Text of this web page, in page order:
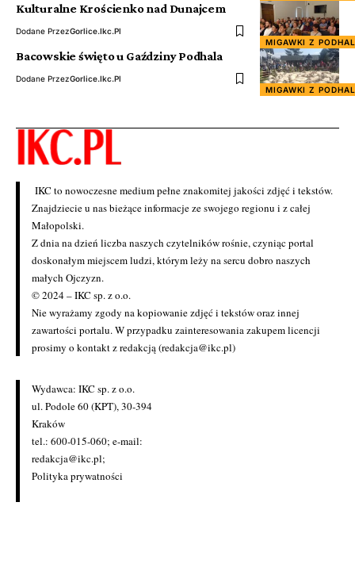
MIGAWKI Z
Kulturalne Krościenko nad Dunajcem
Dodane PrzezGorlice.ikc.pl
MIGAWKI Z
Bacowskie święto u Gaździny Podhala
Dodane PrzezGorlice.ikc.pl
IKC to nowoczesne medium pełne znakomitej jakości zdjęć i tekstów.
Znajdziecie u nas bieżące informacje ze swojego regionu i z całej
Małopolski.
Z dnia na dzień liczba naszych czytelników rośnie, czyniąc portal
doskonałym miejscem ludzi, którym leży na sercu dobro naszych
małych Ojczyzn.
© 2024 – IKC sp. z o.o.
Nie wyrażamy zgody na kopiowanie zdjęć i tekstów oraz innej
zawartości portalu. W przypadku zainteresowania zakupem licencji
prosimy o kontakt z redakcją (redakcja@ikc.pl)
Wydawca: IKC sp. z o.o.
ul. Podole 60 (KPT), 30-394
Kraków
tel.: 600-015-060; e-mail:
redakcja@ikc.pl;
Polityka prywatności